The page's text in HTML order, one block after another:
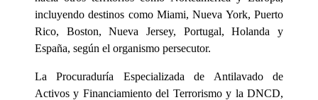
incluyendo destinos como Miami, Nueva York, Puerto
Rico, Boston, Nueva Jersey, Portugal, Holanda y
España, según el organismo persecutor.
La Procuraduría Especializada de Antilavado de
Activos y Financiamiento del Terrorismo y la DNCD,